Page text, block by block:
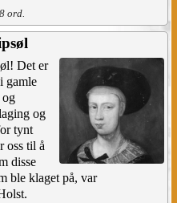
ord.
Det er
gamle
og
og
tynt
oss til å
disse
ble klaget på, var